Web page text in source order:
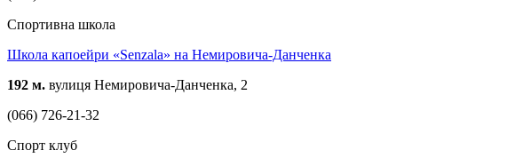
Спортивна школа
Школа капоейри «Senzala» на Немировича-Данченка
192 м. вулиця Немировича-Данченка, 2
(066) 726-21-32
Спорт клуб